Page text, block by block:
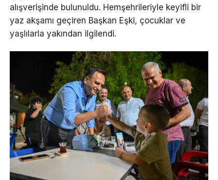
alışverişinde bulunuldu. Hemşehrileriyle keyifli bir
yaz akşamı geçiren Başkan Eşki, çocuklar ve
yaşlılarla yakından ilgilendi.